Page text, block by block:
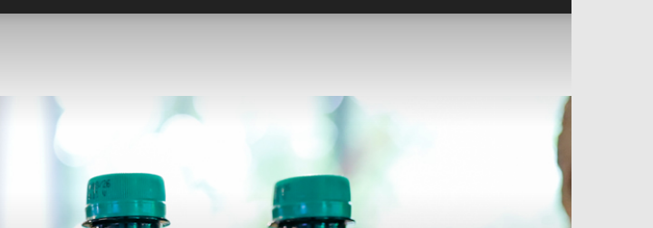
Magazine